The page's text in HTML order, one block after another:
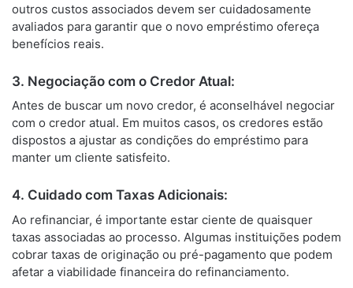
outros custos associados devem ser cuidadosamente
avaliados para garantir que o novo empréstimo ofereça
benefícios reais.
3. Negociação com o Credor Atual:
Antes de buscar um novo credor, é aconselhável negociar
com o credor atual. Em muitos casos, os credores estão
dispostos a ajustar as condições do empréstimo para
manter um cliente satisfeito.
4. Cuidado com Taxas Adicionais:
Ao refinanciar, é importante estar ciente de quaisquer
taxas associadas ao processo. Algumas instituições podem
cobrar taxas de originação ou pré-pagamento que podem
afetar a viabilidade financeira do refinanciamento.